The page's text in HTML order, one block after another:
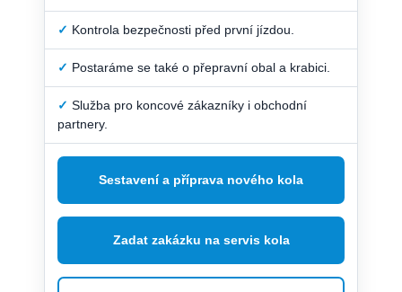
✓ Kontrola bezpečnosti před první jízdou.
✓ Postaráme se také o přepravní obal a krabici.
✓ Služba pro koncové zákazníky i obchodní
partnery.
Sestavení a příprava nového kola
Zadat zakázku na servis kola